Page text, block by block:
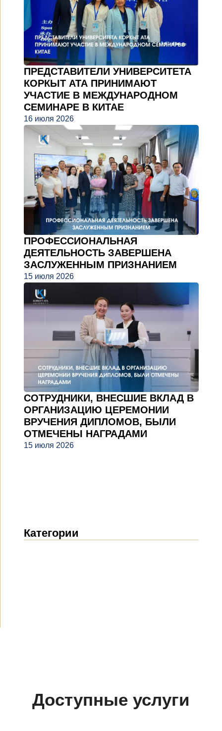
ПРЕДСТАВИТЕЛИ УНИВЕРСИТЕТА
КОРКЫТ АТА ПРИНИМАЮТ
УЧАСТИЕ В МЕЖДУНАРОДНОМ
СЕМИНАРЕ В КИТАЕ
16 июля 2026
ПРОФЕССИОНАЛЬНАЯ
ДЕЯТЕЛЬНОСТЬ ЗАВЕРШЕНА
ЗАСЛУЖЕННЫМ ПРИЗНАНИЕМ
15 июля 2026
СОТРУДНИКИ, ВНЕСШИЕ ВКЛАД В
ОРГАНИЗАЦИЮ ЦЕРЕМОНИИ
ВРУЧЕНИЯ ДИПЛОМОВ, БЫЛИ
ОТМЕЧЕНЫ НАГРАДАМИ
15 июля 2026
Категории
Доступные услуги